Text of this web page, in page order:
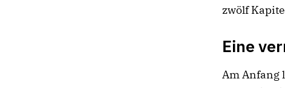
zwölf
Eine
Am Anfang